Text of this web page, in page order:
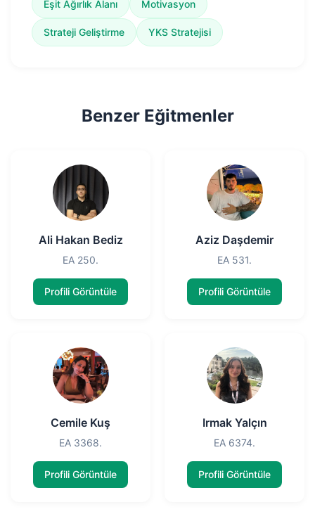
Eşit Ağırlık Alanı Motivasyon
Strateji Geliştirme YKS Stratejisi
Benzer Eğitmenler
Ali Hakan Bediz
EA 250.
Profili Görüntüle
Aziz Daşdemir
EA 531.
Profili Görüntüle
Cemile Kuş
EA 3368.
Profili Görüntüle
Irmak Yalçın
EA 6374.
Profili Görüntüle